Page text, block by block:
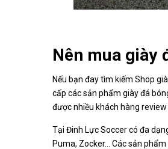
Nên mua giày
Nếu bạn đay tìm kiếm Shop
cấp các sản phẩm giày đá
được nhiều khách hàng
Tại Đinh Lực Soccer có đa
Puma, Zocker... Các sản